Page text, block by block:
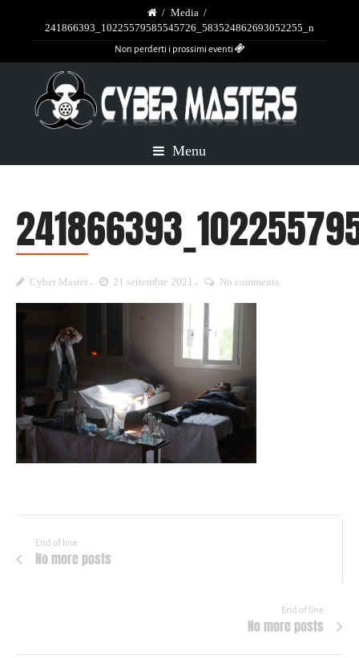
/ Media /
241866393_10225579585545726_583524862693052255_n
Non perderti i prossimi eventi
Menu
Cyber Master 21 settembre 2021 No comments
End of line
No more posts
End of line
No more posts